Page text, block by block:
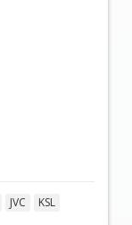
JVC
KSL